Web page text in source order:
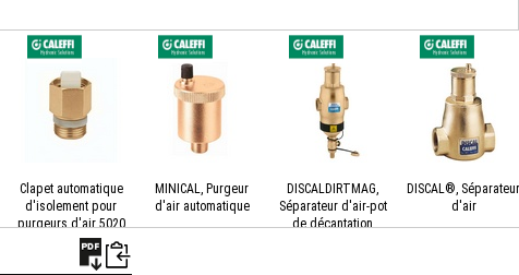
Clapet automatique
d'isolement pour
purgeurs d'air 5020
MINICAL, Purgeur
d'air automatique
DISCALDIRTMAG,
Séparateur d'air-pot
de décantation
DISCAL®, Séparateur
d'air